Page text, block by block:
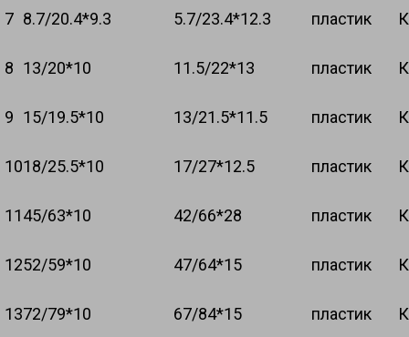
7 8.7/20.4*9.3 5.7/23.4*12.3 пластик
8 13/20*10 11.5/22*13 пластик
9 15/19.5*10 13/21.5*11.5 пластик
1018/25.5*10 17/27*12.5 пластик
1145/63*10 42/66*28 пластик
1252/59*10 47/64*15 пластик
1372/79*10 67/84*15 пластик